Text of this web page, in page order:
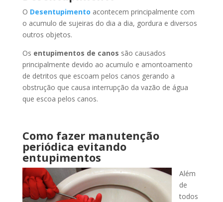
O Desentupimento acontecem principalmente com
o acumulo de sujeiras do dia a dia, gordura e diversos
outros objetos.
Os entupimentos de canos são causados
principalmente devido ao acumulo e amontoamento
de detritos que escoam pelos canos gerando a
obstrução que causa interrupção da vazão de água
que escoa pelos canos.
Como fazer manutenção
periódica evitando
entupimentos
Além
de
todos